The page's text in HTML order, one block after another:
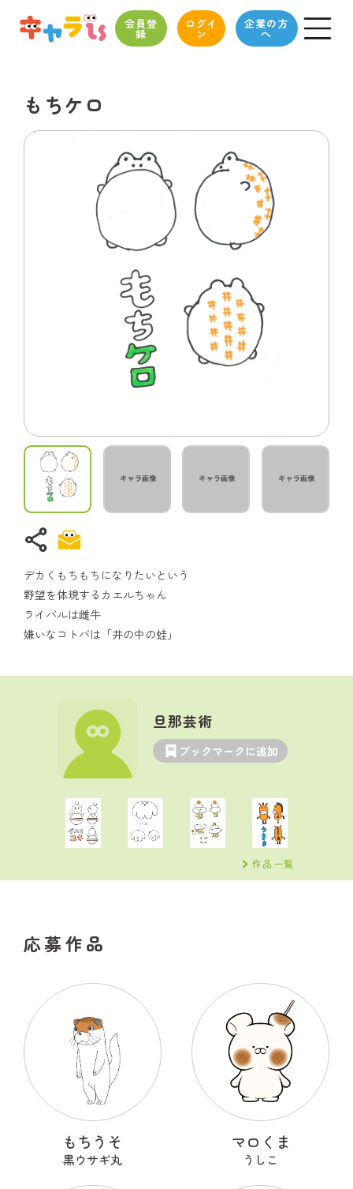
会員登
録
ログイ
ン
企業の方
へ
もちケロ
share
デカくもちもちになりたいという
野望を体現するカエルちゃん
ライバルは雌牛
嫌いなコトバは「井の中の蛙」
旦那芸術
ブックマークに追加
作品一覧
応募作品
もちうそ
黒ウサギ丸
マロくま
うしこ